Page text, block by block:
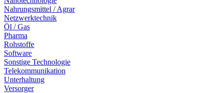
Nahrungsmittel / Agrar
Netzwerktechnik
Öl / Gas
Pharma
Rohstoffe
Software
Sonstige Technologie
Telekommunikation
Unterhaltung
Versorger